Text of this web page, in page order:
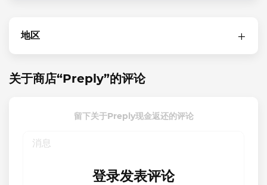
地区
关于商店“Preply”的评论
留下关于Preply现金返还的评论
登录发表评论